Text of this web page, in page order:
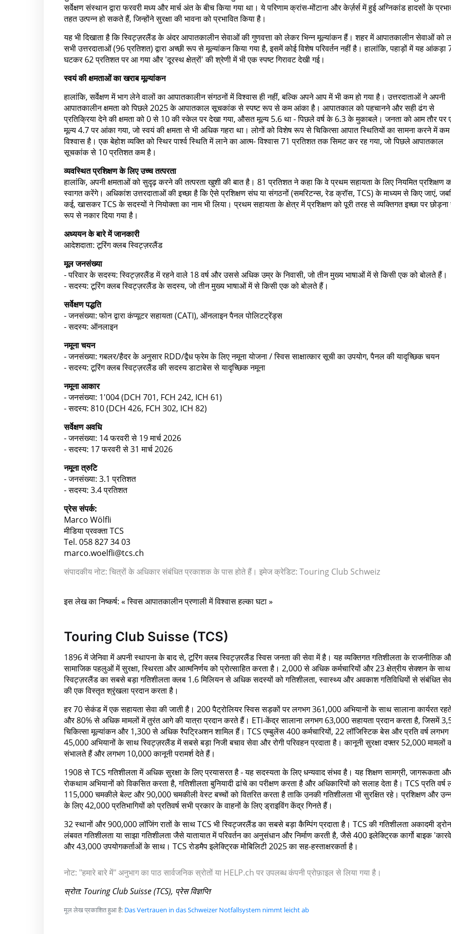
सर्वेक्षण संस्थान द्वारा फरवरी मध्य और मार्च अंत के बीच किया गया था। ये परिणाम क्रांस-मोंटाना और केर्ज़र्स में हुई अग्निकांड हादसों के
तहत उत्पन्न हो सकते हैं, जिन्होंने सुरक्षा की भावना को प्रभावित किया है।
यह भी दिखाता है कि स्विट्ज़रलैंड के अंदर आपातकालीन सेवाओं की गुणवत्ता को लेकर भिन्न मूल्यांकन हैं। शहर में आपातकालीन सेवाओं को
सभी उत्तरदाताओं (96 प्रतिशत) द्वारा अच्छी रूप से मूल्यांकन किया गया है, इसमें कोई विशेष परिवर्तन नहीं है। हालांकि, पहाड़ों में यह
घटकर 62 प्रतिशत पर आ गया और 'दूरस्थ क्षेत्रों' की श्रेणी में भी एक स्पष्ट गिरावट देखी गई।
स्वयं की क्षमताओं का खराब मूल्यांकन
हालांकि, सर्वेक्षण में भाग लेने वालों का आपातकालीन संगठनों में विश्वास ही नहीं, बल्कि अपने आप में भी कम हो गया है। उत्तरदाताओं ने अपनी
आपातकालीन क्षमता को पिछले 2025 के आपातकाल सूचकांक से स्पष्ट रूप से कम आंका है। आपातकाल को पहचानने और सही ढंग से
प्रतिक्रिया देने की क्षमता को 0 से 10 की स्केल पर देखा गया, औसत मूल्य 5.6 था - पिछले वर्ष के 6.3 के मुकाबले। जनता को आम तौर पर
मूल्य 4.7 पर आंका गया, जो स्वयं की क्षमता से भी अधिक गहरा था। लोगों को विशेष रूप से चिकित्सा आपात स्थितियों का सामना करने में कम
विश्वास है। एक बेहोश व्यक्ति को स्थिर पार्श्व स्थिति में लाने का आत्म- विश्वास 71 प्रतिशत तक सिमट कर रह गया, जो पिछले आपातकाल
सूचकांक से 10 प्रतिशत कम है।
व्यवस्थित प्रशिक्षण के लिए उच्च तत्परता
हालांकि, अपनी क्षमताओं को सुदृढ़ करने की तत्परता खुशी की बात है। 81 प्रतिशत ने कहा कि वे प्रथम सहायता के लिए नियमित प्रशिक्षण
स्वागत करेंगे। अधिकांश उत्तरदाताओं की इच्छा है कि ऐसे प्रशिक्षण संघ या संगठनों (समरिटन्स, रेड क्रॉस, TCS) के माध्यम से किए जाएं,
कई, खासकर TCS के सदस्यों ने नियोक्ता का नाम भी लिया। प्रथम सहायता के क्षेत्र में प्रशिक्षण को पूरी तरह से व्यक्तिगत इच्छा पर छोड़ना
रूप से नकार दिया गया है।
अध्ययन के बारे में जानकारी
आदेशदाता: टूरिंग क्लब स्विट्ज़रलैंड
मूल जनसंख्या
- परिवार के सदस्य: स्विट्ज़रलैंड में रहने वाले 18 वर्ष और उससे अधिक उम्र के निवासी, जो तीन मुख्य भाषाओं में से किसी एक को बोलते हैं।
- सदस्य: टूरिंग क्लब स्विट्ज़रलैंड के सदस्य, जो तीन मुख्य भाषाओं में से किसी एक को बोलते हैं।
सर्वेक्षण पद्धति
- जनसंख्या: फोन द्वारा कंप्यूटर सहायता (CATI), ऑनलाइन पैनल पोलिटट्रेंड्स
- सदस्य: ऑनलाइन
नमूना चयन
- जनसंख्या: गबलर/हैदर के अनुसार RDD/द्वैध फ्रेम के लिए नमूना योजना / स्विस साक्षात्कार सूची का उपयोग, पैनल की यादृच्छिक चयन
- सदस्य: टूरिंग क्लब स्विट्ज़रलैंड की सदस्य डाटाबेस से यादृच्छिक नमूना
नमूना आकार
- जनसंख्या: 1'004 (DCH 701, FCH 242, ICH 61)
- सदस्य: 810 (DCH 426, FCH 302, ICH 82)
सर्वेक्षण अवधि
- जनसंख्या: 14 फरवरी से 19 मार्च 2026
- सदस्य: 17 फरवरी से 31 मार्च 2026
नमूना त्रुटि
- जनसंख्या: 3.1 प्रतिशत
- सदस्य: 3.4 प्रतिशत
प्रेस संपर्क:
Marco Wölfli
मीडिया प्रवक्ता TCS
Tel. 058 827 34 03
marco.woelfli@tcs.ch
संपादकीय नोट: चित्रों के अधिकार संबंधित प्रकाशक के पास होते हैं। इमेज क्रेडिट: Touring Club Schweiz
इस लेख का निष्कर्ष: « स्विस आपातकालीन प्रणाली में विश्वास हल्का घटा »
Touring Club Suisse (TCS)
1896 में जेनिवा में अपनी स्थापना के बाद से, टूरिंग क्लब स्विट्ज़रलैंड स्विस जनता की सेवा में है। यह व्यक्तिगत गतिशीलता के राजनीतिक
सामाजिक पहलुओं में सुरक्षा, स्थिरता और आत्मनिर्णय को प्रोत्साहित करता है। 2,000 से अधिक कर्मचारियों और 23 क्षेत्रीय सेक्शन के साथ
स्विट्ज़रलैंड का सबसे बड़ा गतिशीलता क्लब 1.6 मिलियन से अधिक सदस्यों को गतिशीलता, स्वास्थ्य और अवकाश गतिविधियों से संबंधित
की एक विस्तृत श्रृंखला प्रदान करता है।
हर 70 सेकंड में एक सहायता सेवा की जाती है। 200 पैट्रोलियर स्विस सड़कों पर लगभग 361,000 अभियानों के साथ सालाना कार्यरत
और 80% से अधिक मामलों में तुरंत आगे की यात्रा प्रदान करते हैं। ETI-केंद्र सालाना लगभग 63,000 सहायता प्रदान करता है, जिसमें
चिकित्सा मूल्यांकन और 1,300 से अधिक रैपट्रिअशन शामिल हैं। TCS एम्बुलेंस 400 कर्मचारियों, 22 लॉजिस्टिक बेस और प्रति वर्ष लगभग
45,000 अभियानों के साथ स्विट्ज़रलैंड में सबसे बड़ा निजी बचाव सेवा और रोगी परिवहन प्रदाता है। कानूनी सुरक्षा दफ्तर 52,000 मामलों
संभालते हैं और लगभग 10,000 कानूनी परामर्श देते हैं।
1908 से TCS गतिशीलता में अधिक सुरक्षा के लिए प्रयासरत है - यह सदस्यता के लिए धन्यवाद संभव है। यह शिक्षण सामग्री, जागरूकता
रोकथाम अभियानों को विकसित करता है, गतिशीलता बुनियादी ढांचे का परीक्षण करता है और अधिकारियों को सलाह देता है। TCS प्रति वर्ष
115,000 चमकीले बेल्ट और 90,000 चमकीली वेस्ट बच्चों को वितरित करता है ताकि उनकी गतिशीलता भी सुरक्षित रहे। प्रशिक्षण और
के लिए 42,000 प्रतिभागियों को प्रतिवर्ष सभी प्रकार के वाहनों के लिए ड्राइविंग केंद्र गिनते हैं।
32 स्थानों और 900,000 लॉजिंग रातों के साथ TCS भी स्विट्जरलैंड का सबसे बड़ा कैम्पिंग प्रदाता है। TCS की गतिशीलता अकादमी
लंबवत गतिशीलता या साझा गतिशीलता जैसे यातायात में परिवर्तन का अनुसंधान और निर्माण करती है, जैसे 400 इलेक्ट्रिक कार्गो बाइक
और 43,000 उपयोगकर्ताओं के साथ। TCS रोडमैप इलेक्ट्रिक मोबिलिटी 2025 का सह-हस्ताक्षरकर्ता है।
नोट: "हमारे बारे में" अनुभाग का पाठ सार्वजनिक स्रोतों या HELP.ch पर उपलब्ध कंपनी प्रोफ़ाइल से लिया गया है।
स्रोत: Touring Club Suisse (TCS), प्रेस विज्ञप्ति
मूल लेख प्रकाशित हुआ है: Das Vertrauen in das Schweizer Notfallsystem nimmt leicht ab